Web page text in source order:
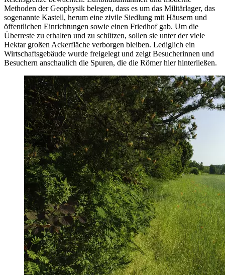
Methoden der Geophysik belegen, dass es um das Militärlager, das
sogenannte Kastell, herum eine zivile Siedlung mit Häusern und
öffentlichen Einrichtungen sowie einen Friedhof gab. Um die
Überreste zu erhalten und zu schützen, sollen sie unter der viele
Hektar großen Ackerfläche verborgen bleiben. Lediglich ein
Wirtschaftsgebäude wurde freigelegt und zeigt Besucherinnen und
Besuchern anschaulich die Spuren, die die Römer hier hinterließen.